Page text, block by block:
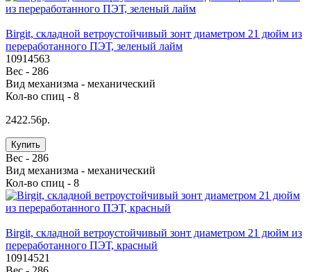
Birgit, складной ветроустойчивый зонт диаметром 21 дюйм из
переработанного ПЭТ, зеленый лайм
10914563
Вес - 286
Вид механизма - механический
Кол-во спиц - 8
2422.56р.
Купить
Вес - 286
Вид механизма - механический
Кол-во спиц - 8
Birgit, складной ветроустойчивый зонт диаметром 21 дюйм из
переработанного ПЭТ, красный
10914521